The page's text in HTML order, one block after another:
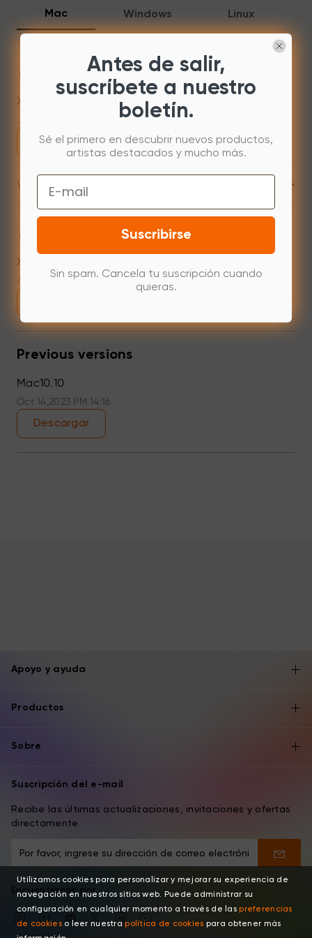
Mac Windows Linux
Mac 10.13 or newer
XPPenMac_4.0.18_260723
Descargar
Versión anterior +
Mac 10.12~14.2
XPPenMac_3.4.15_240313
Apr 15,2024 PM 18:05
Previous versions
Mac10.10
Oct 14,2023 PM 14:16
Descargar
Apoyo y ayuda
Productos
Sobre
Suscripción del e-mail
Recibe las últimas actualizaciones, invitaciones y ofertas
directamente
Encuentranos por
Utilizamos cookies para personalizar y mejorar su experiencia de
navegación en nuestros sitios web. Puede administrar su
configuración en cualquier momento a través de laspreferencias
de cookieso leer nuestrapolítica de cookies para obtener más
Antes de salir,
suscríbete a nuestro
boletín.
Sé el primero en descubrir nuevos productos,
artistas destacados y mucho más.
Email
Suscribirse
Sin spam. Cancela tu suscripción cuando
quieras.